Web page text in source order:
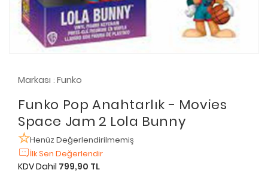
Markası : Funko
Funko Pop Anahtarlık - Movies
Space Jam 2 Lola Bunny
Henüz Değerlendirilmemiş
İlk Sen Değerlendir
KDV Dahil 799,90 TL